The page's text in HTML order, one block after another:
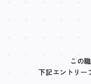
この
下記エントリー